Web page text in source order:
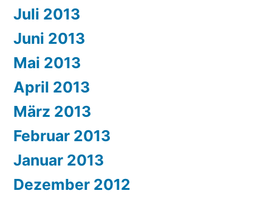
Juli 2013
Juni 2013
Mai 2013
April 2013
März 2013
Februar 2013
Januar 2013
Dezember 2012